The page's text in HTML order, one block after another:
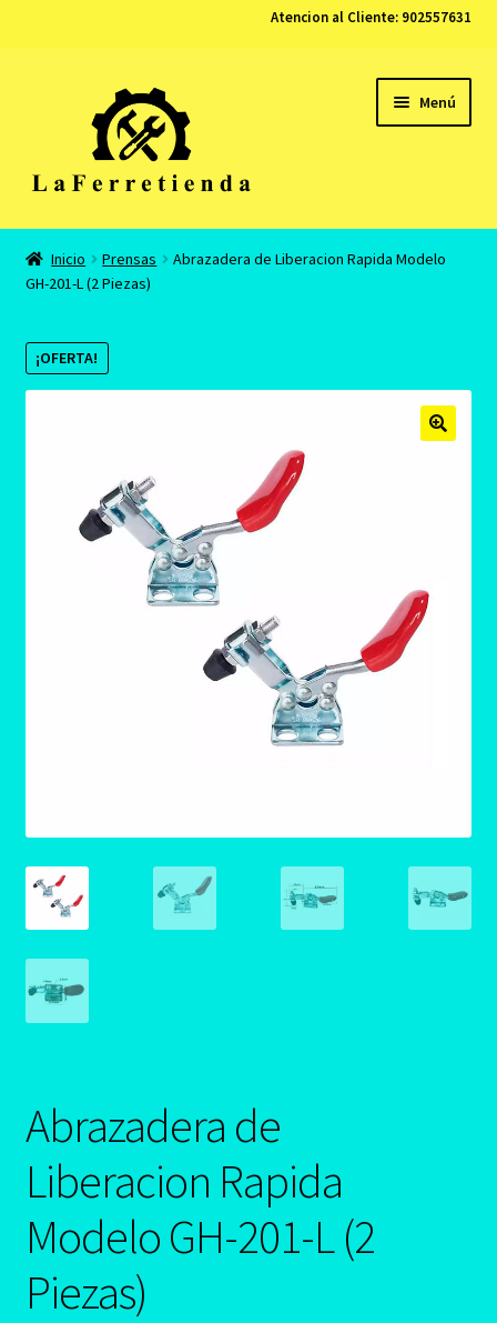
Atencion al Cliente: 902557631
navegación
contenido
Menú
Tienda
Carrito
Finalizar compra
Inicio Prensas
Abrazadera de Liberacion Rapida Modelo
GH-201-L (2 Piezas)
¡OFERTA!
Abrazadera de
Liberacion Rapida
Modelo GH-201-L (2
Piezas)